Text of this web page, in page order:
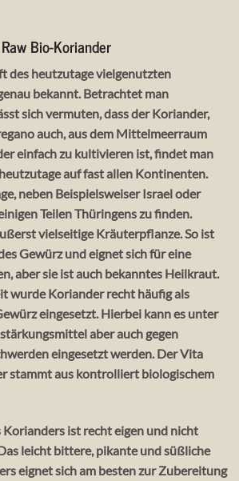
Bio-Koriander
des heutzutage vielgenutzten
bekannt. Betrachtet man
sich vermuten, dass der Koriander,
auch, aus dem Mittelmeerraum
einfach zu kultivieren ist, findet man
auf fast allen Kontinenten.
neben Beispielsweiser Israel oder
Teilen Thüringens zu finden.
vielseitige Kräuterpflanze. So ist
Gewürz und eignet sich für eine
aber sie ist auch bekanntes Heilkraut.
wurde Koriander recht häufig als
eingesetzt. Hierbei kann es unter
aber auch gegen
eingesetzt werden. Der Vita
stammt aus kontrolliert biologischem
Korianders ist recht eigen und nicht
leicht bittere, pikante und süßliche
eignet sich am besten zur Zubereitung